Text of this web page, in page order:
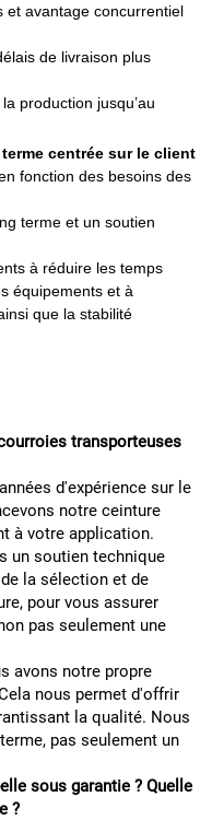
et avantage concurrentiel
de livraison plus
production jusqu’au
centrée sur le client
fonction des besoins des
terme et un soutien
à réduire les temps
équipements et à
que la stabilité
transporteuses
d'expérience sur le
notre ceinture
à votre application.
un soutien technique
la sélection et de
pour vous assurer
pas seulement une
avons notre propre
nous permet d'offrir
la qualité. Nous
pas seulement un
sous garantie ? Quelle
?